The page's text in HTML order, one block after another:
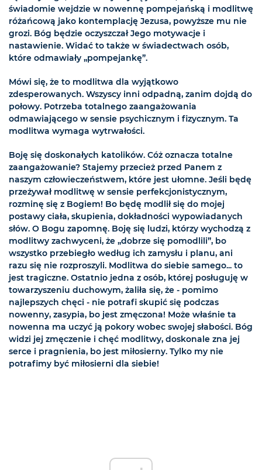
świadomie wejdzie w nowennę pompejańską i modlitwę
różańcową jako kontemplację Jezusa, powyższe mu nie
grozi. Bóg będzie oczyszczał Jego motywacje i
nastawienie. Widać to także w świadectwach osób,
które odmawiały „pompejankę”.
Mówi się, że to modlitwa dla wyjątkowo
zdesperowanych. Wszyscy inni odpadną, zanim dojdą do
połowy. Potrzeba totalnego zaangażowania
odmawiającego w sensie psychicznym i fizycznym. Ta
modlitwa wymaga wytrwałości.
Boję się doskonałych katolików. Cóż oznacza totalne
zaangażowanie? Stajemy przecież przed Panem z
naszym człowieczeństwem, które jest ułomne. Jeśli będę
przeżywał modlitwę w sensie perfekcjonistycznym,
rozminę się z Bogiem! Bo będę modlił się do mojej
postawy ciała, skupienia, dokładności wypowiadanych
słów. O Bogu zapomnę. Boję się ludzi, którzy wychodzą z
modlitwy zachwyceni, że „dobrze się pomodlili”, bo
wszystko przebiegło według ich zamysłu i planu, ani
razu się nie rozproszyli. Modlitwa do siebie samego... to
jest tragiczne. Ostatnio jedna z osób, której posługuję w
towarzyszeniu duchowym, żaliła się, że - pomimo
najlepszych chęci - nie potrafi skupić się podczas
nowenny, zasypia, bo jest zmęczona! Może właśnie ta
nowenna ma uczyć ją pokory wobec swojej słabości. Bóg
widzi jej zmęczenie i chęć modlitwy, doskonale zna jej
serce i pragnienia, bo jest miłosierny. Tylko my nie
potrafimy być miłosierni dla siebie!